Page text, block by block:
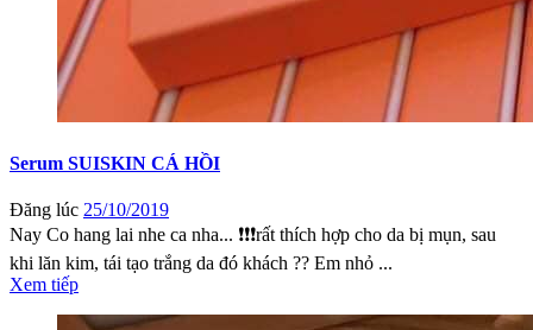
Serum SUISKIN CÁ HỒI
Đăng lúc 25/10/2019
Nay Co hang lai nhe ca nha... ❗️❗️❗️rất thích hợp cho da bị mụn, sau
khi lăn kim, tái tạo trắng da đó khách ?? Em nhỏ ...
Xem tiếp